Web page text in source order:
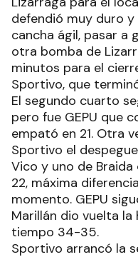
defendió muy duro
cancha ágil, pasar a
otra bomba de
minutos para el
Sportivo, que
El segundo cuarto
pero fue GEPU que
empató en 21. Otra
Sportivo el
Vico y uno de
22, máxima
momento. GEPU
Marillán dio vuelta
tiempo 34-35.
Sportivo arrancó la